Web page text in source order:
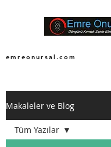
emreonursal.com
Makaleler ve Blog
Tüm Yazılar